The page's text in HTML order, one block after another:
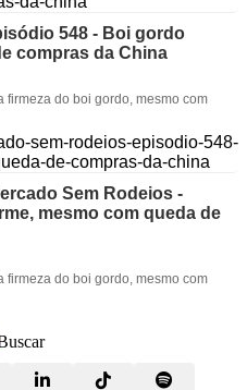
548 - Boi gordo
compras da China
do boi gordo, mesmo com
Sem Rodeios -
mesmo com queda de
do boi gordo, mesmo com